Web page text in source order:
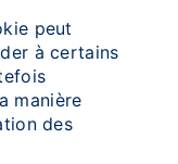
peut
à certains
manière
des